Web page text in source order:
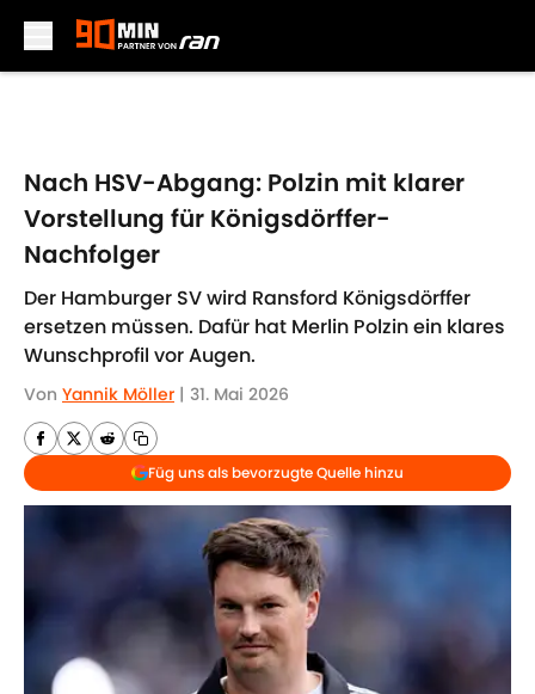
Nach HSV-Abgang: Polzin mit klarer
Vorstellung für Königsdörffer-
Nachfolger
Der Hamburger SV wird Ransford Königsdörffer
ersetzen müssen. Dafür hat Merlin Polzin ein klares
Wunschprofil vor Augen.
Von Yannik Möller | 31. Mai 2026
Füg uns als bevorzugte Quelle hinzu